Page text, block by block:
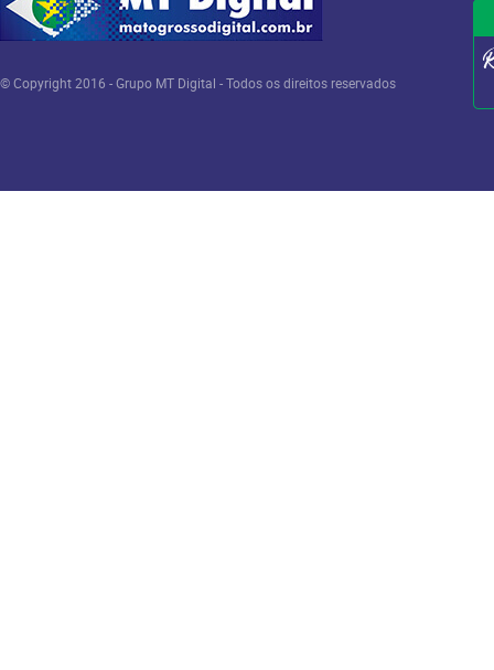
© Copyright 2016 - Grupo MT Digital - Todos os direitos reservados